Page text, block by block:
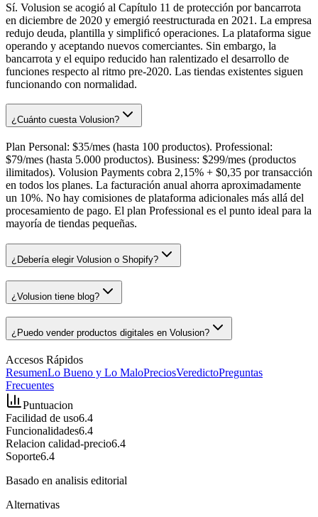
Sí. Volusion se acogió al Capítulo 11 de protección por bancarrota
en diciembre de 2020 y emergió reestructurada en 2021. La empresa
redujo deuda, plantilla y simplificó operaciones. La plataforma sigue
operando y aceptando nuevos comerciantes. Sin embargo, la
bancarrota y el equipo reducido han ralentizado el desarrollo de
funciones respecto al ritmo pre-2020. Las tiendas existentes siguen
funcionando con normalidad.
¿Cuánto cuesta Volusion?
Plan Personal: $35/mes (hasta 100 productos). Professional:
$79/mes (hasta 5.000 productos). Business: $299/mes (productos
ilimitados). Volusion Payments cobra 2,15% + $0,35 por transacción
en todos los planes. La facturación anual ahorra aproximadamente
un 10%. No hay comisiones de plataforma adicionales más allá del
procesamiento de pago. El plan Professional es el punto ideal para la
mayoría de tiendas pequeñas.
¿Debería elegir Volusion o Shopify?
¿Volusion tiene blog?
¿Puedo vender productos digitales en Volusion?
Accesos Rápidos
ResumenLo Bueno y Lo MaloPreciosVeredictoPreguntas
Frecuentes
Puntuacion
Facilidad de uso6.4
Funcionalidades6.4
Relacion calidad-precio6.4
Soporte6.4
Basado en analisis editorial
Alternativas